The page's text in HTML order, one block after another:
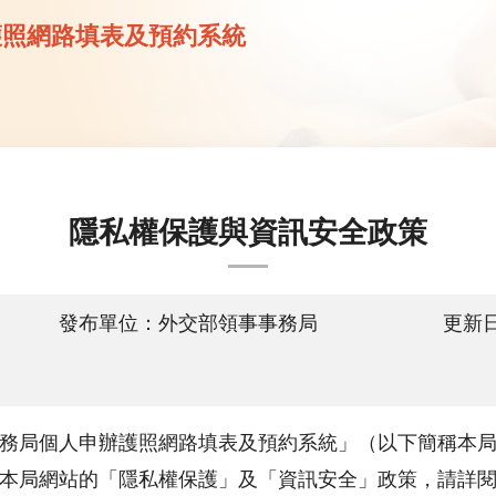
網路填表及預約系統
隱私權保護與資訊安全政策
發布單位：外交部領事事務局 更新
局個人申辦護照網路填表及預約系統」（以下簡稱本
局網站的「隱私權保護」及「資訊安全」政策，請詳